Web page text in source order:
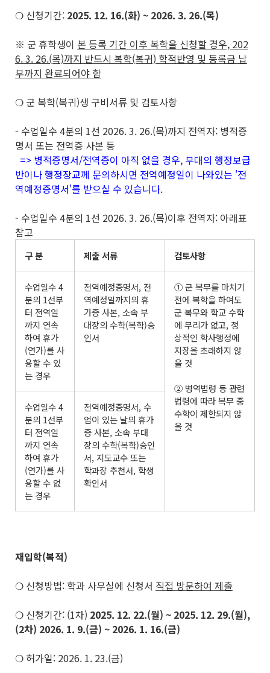
❍ 신청기간: 2025. 12. 16.(화) ~ 2026. 3. 26.(목)
※ 군 휴학생이 본 등록 기간 이후 복학을 신청할 경우, 202
6. 3. 26.(목)까지 반드시 복학(복귀) 학적반영 및 등록금 납
부까지 완료되어야 함
❍ 군 복학(복귀)생 구비서류 및 검토사항
- 수업일수 4분의 1선 2026. 3. 26.(목)까지 전역자: 병적증
명서 또는 전역증 사본 등
=> 병적증명서/전역증이 아직 없을 경우, 부대의 행정보급
반이나 행정장교께 문의하시면 전역예정일이 나와있는 '전
역예정증명서'를 받으실 수 있습니다.
- 수업일수 4분의 1선 2026. 3. 26.(목)이후 전역자: 아래표
참고
구 분 제출 서류 검토사항
수업일수 4
분의 1선부
터 전역일
까지 연속
하여 휴가
(연가)를 사
용할 수 있
는 경우
전역예정증명서, 전
역예정일까지의 휴
가증 사본, 소속 부
대장의 수학(복학)승
인서
① 군 복무를 마치기
전에 복학을 하여도
군 복무와 학교 수학
에 무리가 없고, 정
상적인 학사행정에
지장을 초래하지 않
을 것
② 병역법령 등 관련
법령에 따라 복무 중
수학이 제한되지 않
을 것
수업일수 4
분의 1선부
터 전역일
까지 연속
하여 휴가
(연가)를 사
용할 수 없
는 경우
전역예정증명서, 수
업이 있는 날의 휴가
증 사본, 소속 부대
장의 수학(복학)승인
서, 지도교수 또는
학과장 추천서, 학생
확인서
재입학(복적)
❍ 신청방법: 학과 사무실에 신청서 직접 방문하여 제출
❍ 신청기간: (1차) 2025. 12. 22.(월) ~ 2025. 12. 29.(월),
(2차) 2026. 1. 9.(금) ~ 2026. 1. 16.(금)
❍ 허가일: 2026. 1. 23.(금)